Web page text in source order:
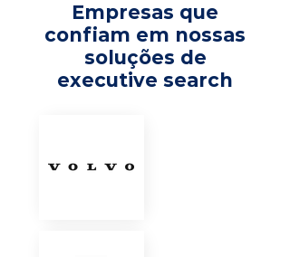
Empresas que
confiam em nossas
soluções de
executive search